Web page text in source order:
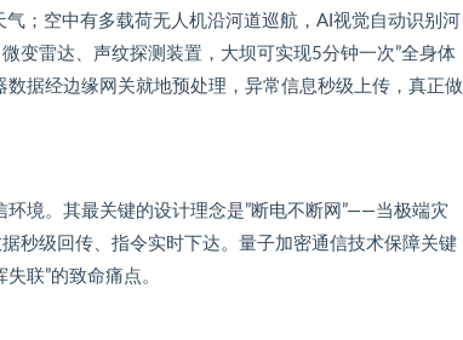
；空中有多载荷无人机沿河道巡航，AI视觉自动识别河
变雷达、声纹探测装置，大坝可实现5分钟一次”全身体
据经边缘网关就地预处理，异常信息秒级上传，真正做
境。其最关键的设计理念是”断电不断网”——当极端灾
秒级回传、指令实时下达。量子加密通信技术保障关键
联”的致命痛点。